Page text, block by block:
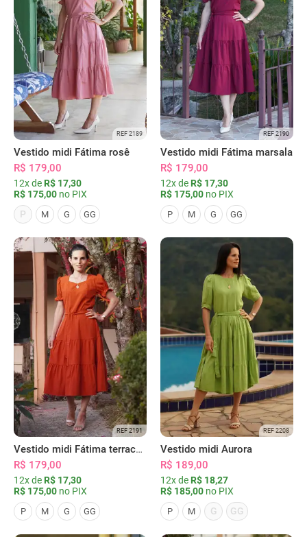
REF 2189
Vestido midi Fátima rosê
R$ 179,00
12x de R$ 17,30
R$ 175,00 no PIX
P
M G GG
REF 2190
Vestido midi Fátima marsala
R$ 179,00
12x de R$ 17,30
R$ 175,00 no PIX
P M G GG
REF 2191
Vestido midi Fátima terracota
R$ 179,00
12x de R$ 17,30
R$ 175,00 no PIX
P M G GG
REF 2208
Vestido midi Aurora
R$ 189,00
12x de R$ 18,27
R$ 185,00 no PIX
P M G GG